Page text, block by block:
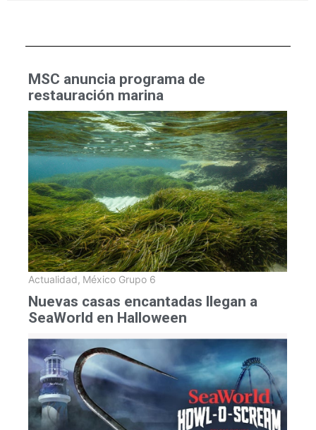
MSC anuncia programa de
restauración marina
Actualidad, México Grupo 6
Nuevas casas encantadas llegan a
SeaWorld en Halloween